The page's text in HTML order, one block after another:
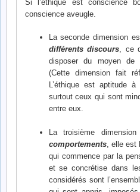
Si l’éthique est conscience
conscience aveugle.
La seconde dimension
différents discours, ce
disposer du moyen de
(Cette dimension fait
L’éthique est aptitude
surtout ceux qui sont
entre eux.
La troisième
comportements, elle est
qui commence par la
et se concrétise dans
considérés sont